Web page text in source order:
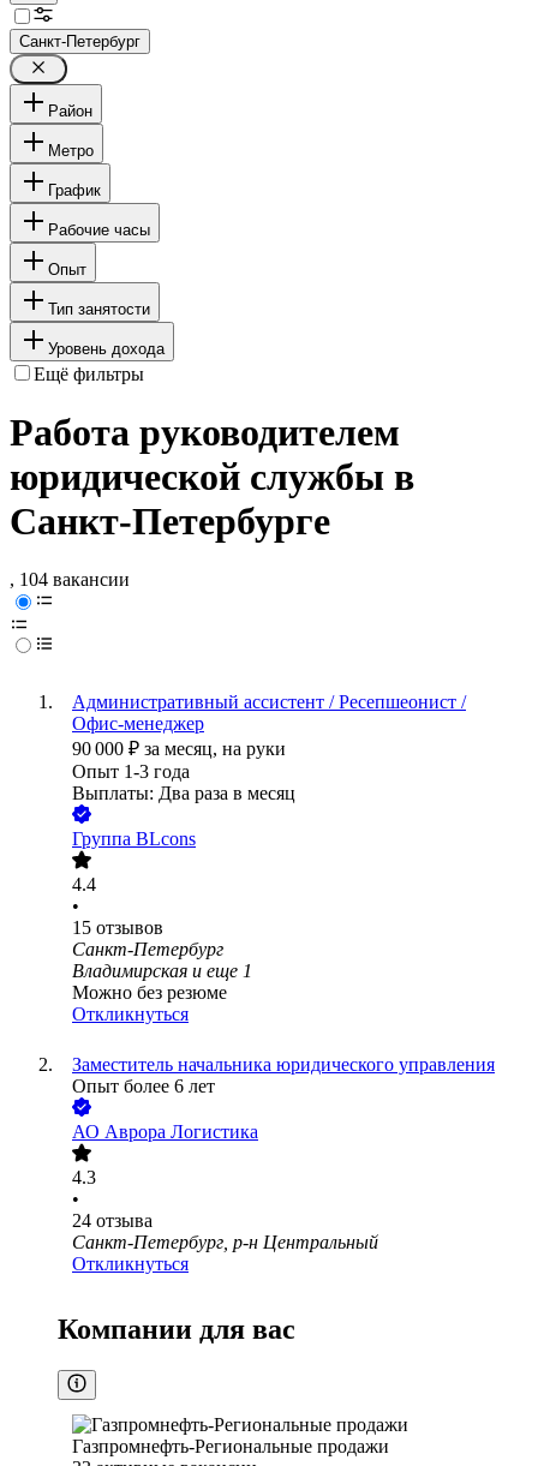
Санкт-Петербург
Район
Метро
График
Рабочие часы
Опыт
Тип занятости
Уровень дохода
Ещё фильтры
Работа руководителем
юридической службы в
Санкт-Петербурге
, 104 вакансии
Административный ассистент / Ресепшеонист /
Офис-менеджер
90 000 ₽ за месяц, на руки
Опыт 1-3 года
Выплаты: Два раза в месяц
Группа BLcons
4.4
•
15 отзывов
Санкт-Петербург
Владимирская и еще 1
Можно без резюме
Откликнуться
Заместитель начальника юридического управления
Опыт более 6 лет
АО Аврора Логистика
4.3
•
24 отзыва
Санкт-Петербург, р-н Центральный
Откликнуться
Компании для вас
Газпромнефть-Региональные продажи